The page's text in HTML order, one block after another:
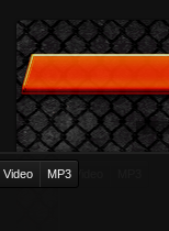
GB TV
Rádio
Video MP3